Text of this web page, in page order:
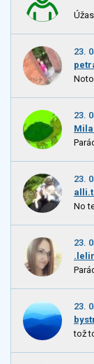
23.
23.
23.
No
23.
23.
tož